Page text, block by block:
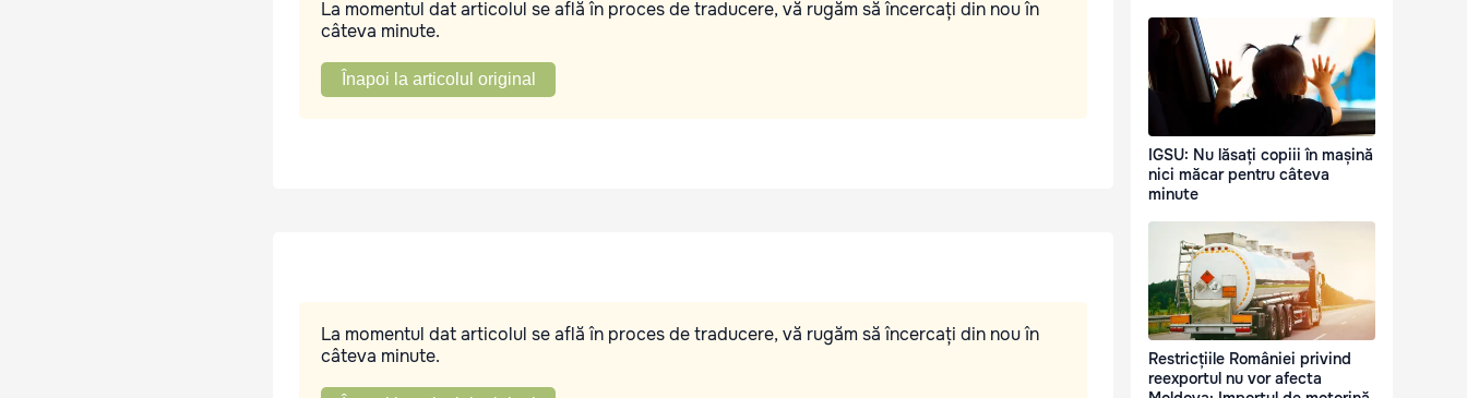
La momentul dat articolul se află în proces de traducere, vă rugăm să încercați din nou în
câteva minute.
Înapoi la articolul original
La momentul dat articolul se află în proces de traducere, vă rugăm să încercați din nou în
câteva minute.
IGSU: Nu lăsați copiii în mașină
nici măcar pentru câteva
minute
Restricțiile României privind
reexportul nu vor afecta